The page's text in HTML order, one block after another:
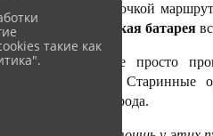
Первой точкой
Новосильцевская батарея
Ребята не просто
Владивостока.
защитниках города.
такие как